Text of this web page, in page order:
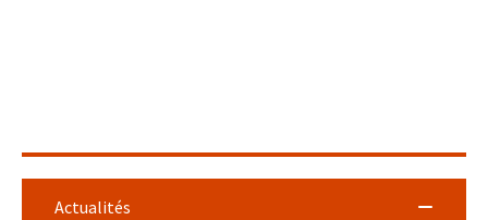
Actualités